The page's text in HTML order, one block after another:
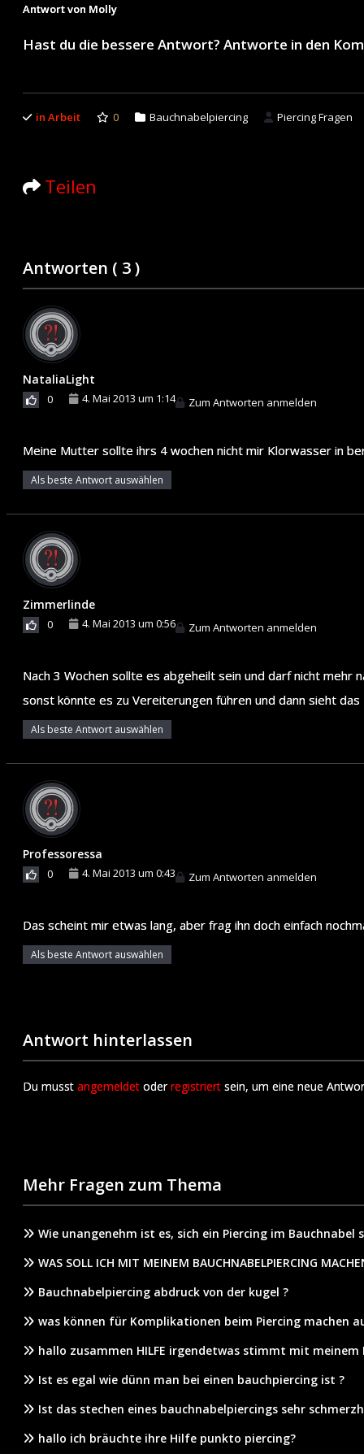
Antwort von Molly
Hast du die bessere Antwort? Antworte in den
in Arbeit 0 Bauchnabelpiercing Piercing Fragen
Teilen
Antworten ( 3)
NataliaLight
0 4. Mai 2013 um 1:14 Zum Antworten anmelden
Meine Mutter sollte ihrs 4 wochen nicht mir Klorwasser in
Als beste Antwort auswählen
Zimmerlinde
0 4. Mai 2013 um 0:56 Zum Antworten anmelden
Nach 3 Wochen sollte es abgeheilt sein und darf nicht
sonst könnte es zu Vereiterungen führen und dann sieht
Als beste Antwort auswählen
Professoressa
0 4. Mai 2013 um 0:43 Zum Antworten anmelden
Das scheint mir etwas lang, aber frag ihn doch einfach
Als beste Antwort auswählen
Antwort hinterlassen
Du musst angemeldet oderregistriert sein, um eine neue
Mehr Fragen zum Thema
Wie unangenehm ist es, sich ein Piercing im Bauchnabel
WAS SOLL ICH MIT MEINEM BAUCHNABELPIERCING
Bauchnabelpiercing abdruck von der kugel ?
was können für Komplikationen beim Piercing machen
hallo zusammen HILFE irgendetwas stimmt mit
Ist es egal wie dünn man bei einen bauchpiercing ist ?
Ist das stechen eines bauchnabelpiercings sehr
hallo ich bräuchte ihre Hilfe punkto piercing?